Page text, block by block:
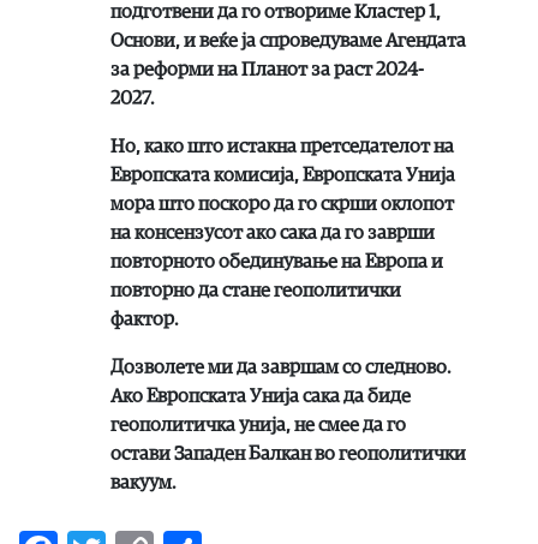
подготвени да го отвориме Кластер 1,
Основи, и веќе ја спроведуваме Агендата
за реформи на Планот за раст 2024-
2027.
Но, како што истакна претседателот на
Европската комисија, Европската Унија
мора што поскоро да го скрши оклопот
на консензусот ако сака да го заврши
повторното обединување на Европа и
повторно да стане геополитички
фактор.
Дозволете ми да завршам со следново.
Ако Европската Унија сака да биде
геополитичка унија, не смее да го
остави Западен Балкан во геополитички
вакуум.